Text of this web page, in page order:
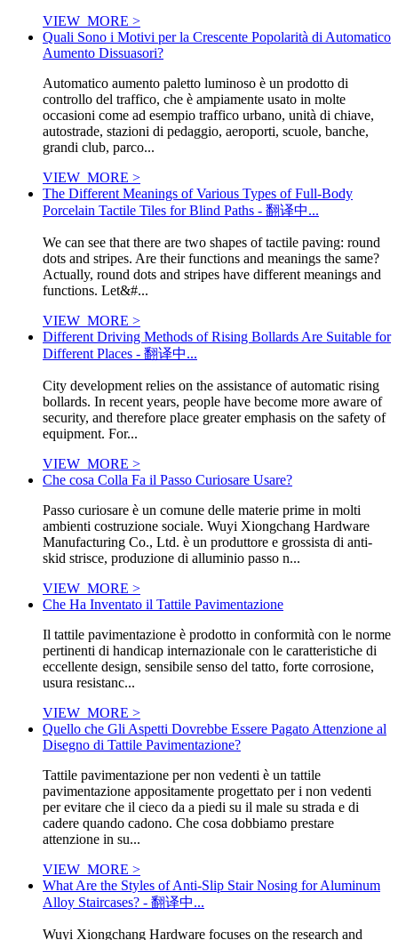
VIEW_MORE >
Quali Sono i Motivi per la Crescente Popolarità di Automatico
Aumento Dissuasori?
Automatico aumento paletto luminoso è un prodotto di
controllo del traffico, che è ampiamente usato in molte
occasioni come ad esempio traffico urbano, unità di chiave,
autostrade, stazioni di pedaggio, aeroporti, scuole, banche,
grandi club, parco...
VIEW_MORE >
The Different Meanings of Various Types of Full-Body
Porcelain Tactile Tiles for Blind Paths - 翻译中...
We can see that there are two shapes of tactile paving: round
dots and stripes. Are their functions and meanings the same?
Actually, round dots and stripes have different meanings and
functions. Let&#...
VIEW_MORE >
Different Driving Methods of Rising Bollards Are Suitable for
Different Places - 翻译中...
City development relies on the assistance of automatic rising
bollards. In recent years, people have become more aware of
security, and therefore place greater emphasis on the safety of
equipment. For...
VIEW_MORE >
Che cosa Colla Fa il Passo Curiosare Usare?
Passo curiosare è un comune delle materie prime in molti
ambienti costruzione sociale. Wuyi Xiongchang Hardware
Manufacturing Co., Ltd. è un produttore e grossista di anti-
skid strisce, produzione di alluminio passo n...
VIEW_MORE >
Che Ha Inventato il Tattile Pavimentazione
Il tattile pavimentazione è prodotto in conformità con le norme
pertinenti di handicap internazionale con le caratteristiche di
eccellente design, sensibile senso del tatto, forte corrosione,
usura resistanc...
VIEW_MORE >
Quello che Gli Aspetti Dovrebbe Essere Pagato Attenzione al
Disegno di Tattile Pavimentazione?
Tattile pavimentazione per non vedenti è un tattile
pavimentazione appositamente progettato per i non vedenti
per evitare che il cieco da a piedi su il male su strada e di
cadere quando cadono. Che cosa dobbiamo prestare
attenzione in su...
VIEW_MORE >
What Are the Styles of Anti-Slip Stair Nosing for Aluminum
Alloy Staircases? - 翻译中...
Wuyi Xiongchang Hardware focuses on the research and